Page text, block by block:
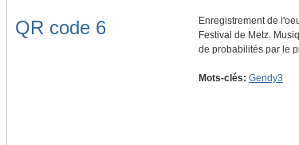
QR code 6
Enregistrement de
Festival de Metz.
de probabilités par le
Mots-clés: Gendy3